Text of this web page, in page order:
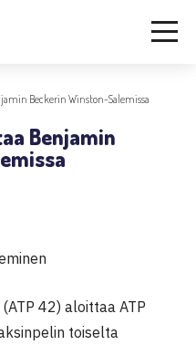
Beckerin Winston-Salemissa
Benjamin
(ATP 42) aloittaa ATP
toiselta